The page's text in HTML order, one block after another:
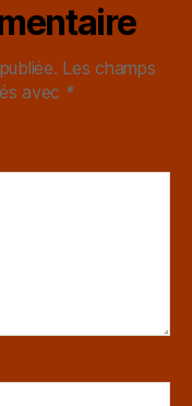
Les champs
avec *